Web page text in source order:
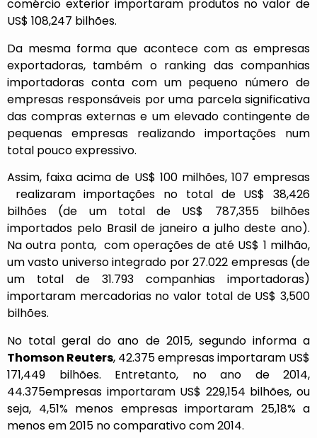
comércio exterior importaram produtos no valor de
US$ 108,247 bilhões.
Da mesma forma que acontece com as empresas
exportadoras, também o ranking das companhias
importadoras conta com um pequeno número de
empresas responsáveis por uma parcela significativa
das compras externas e um elevado contingente de
pequenas empresas realizando importações num
total pouco expressivo.
Assim, faixa acima de US$ 100 milhões, 107 empresas
realizaram importações no total de US$ 38,426
bilhões (de um total de US$ 787,355 bilhões
importados pelo Brasil de janeiro a julho deste ano).
Na outra ponta, com operações de até US$ 1 milhão,
um vasto universo integrado por 27.022 empresas (de
um total de 31.793 companhias importadoras)
importaram mercadorias no valor total de US$ 3,500
bilhões.
No total geral do ano de 2015, segundo informa a
Thomson Reuters, 42.375 empresas importaram US$
171,449 bilhões. Entretanto, no ano de 2014,
44.375empresas importaram US$ 229,154 bilhões, ou
seja, 4,51% menos empresas importaram 25,18% a
menos em 2015 no comparativo com 2014.